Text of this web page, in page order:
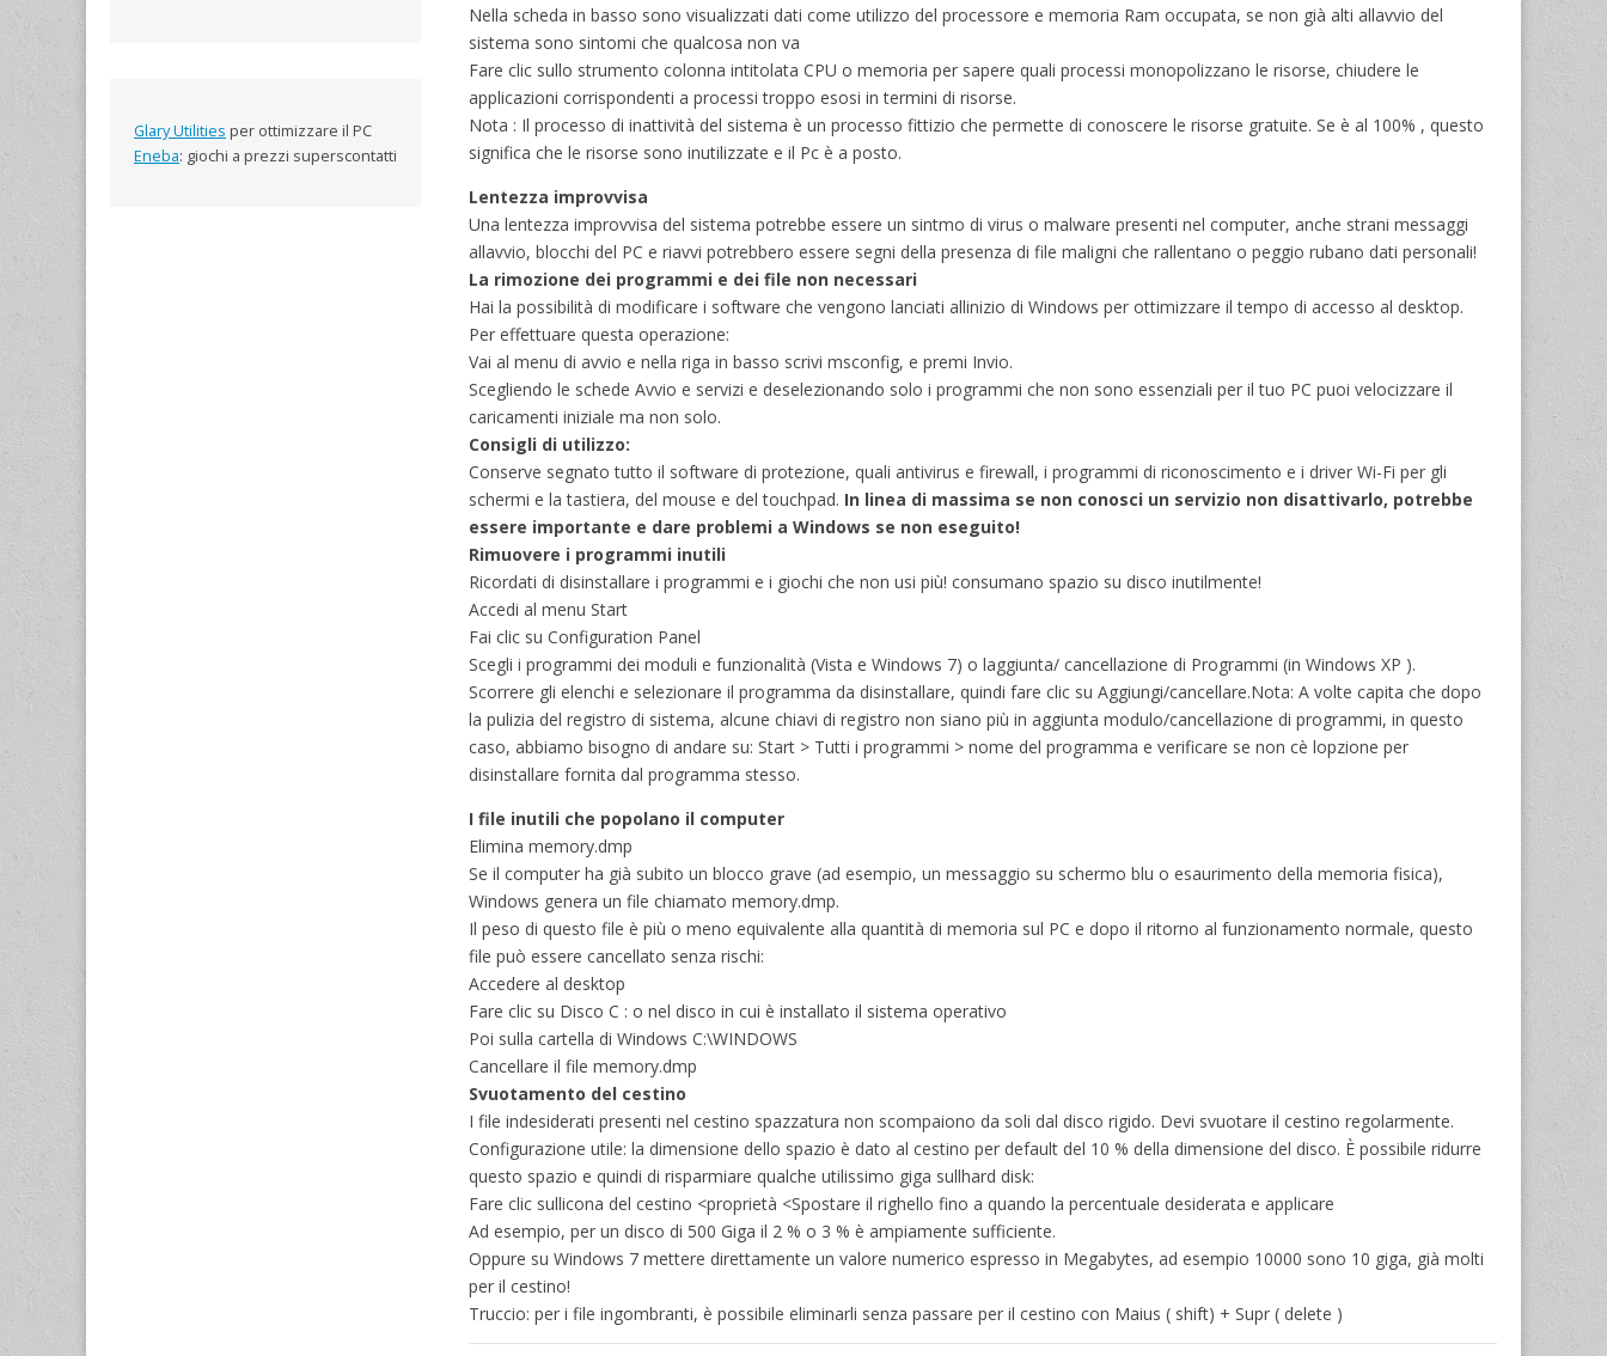
Nella scheda in basso sono visualizzati dati come utilizzo del processore e memoria Ram occupata, se non già alti allavvio del
sistema sono sintomi che qualcosa non va
Fare clic sullo strumento colonna intitolata CPU o memoria per sapere quali processi monopolizzano le risorse, chiudere le
applicazioni corrispondenti a processi troppo esosi in termini di risorse.
Nota : Il processo di inattività del sistema è un processo fittizio che permette di conoscere le risorse gratuite. Se è al 100% , questo
significa che le risorse sono inutilizzate e il Pc è a posto.
Lentezza improvvisa
Una lentezza improvvisa del sistema potrebbe essere un sintmo di virus o malware presenti nel computer, anche strani messaggi
allavvio, blocchi del PC e riavvi potrebbero essere segni della presenza di file maligni che rallentano o peggio rubano dati personali!
La rimozione dei programmi e dei file non necessari
Hai la possibilità di modificare i software che vengono lanciati allinizio di Windows per ottimizzare il tempo di accesso al desktop.
Per effettuare questa operazione:
Vai al menu di avvio e nella riga in basso scrivi msconfig, e premi Invio.
Scegliendo le schede Avvio e servizi e deselezionando solo i programmi che non sono essenziali per il tuo PC puoi velocizzare il
caricamenti iniziale ma non solo.
Consigli di utilizzo:
Conserve segnato tutto il software di protezione, quali antivirus e firewall, i programmi di riconoscimento e i driver Wi-Fi per gli
schermi e la tastiera, del mouse e del touchpad. In linea di massima se non conosci un servizio non disattivarlo, potrebbe
essere importante e dare problemi a Windows se non eseguito!
Rimuovere i programmi inutili
Ricordati di disinstallare i programmi e i giochi che non usi più! consumano spazio su disco inutilmente!
Accedi al menu Start
Fai clic su Configuration Panel
Scegli i programmi dei moduli e funzionalità (Vista e Windows 7) o laggiunta/ cancellazione di Programmi (in Windows XP ).
Scorrere gli elenchi e selezionare il programma da disinstallare, quindi fare clic su Aggiungi/cancellare.Nota: A volte capita che dopo
la pulizia del registro di sistema, alcune chiavi di registro non siano più in aggiunta modulo/cancellazione di programmi, in questo
caso, abbiamo bisogno di andare su: Start > Tutti i programmi > nome del programma e verificare se non cè lopzione per
disinstallare fornita dal programma stesso.
I file inutili che popolano il computer
Elimina memory.dmp
Se il computer ha già subito un blocco grave (ad esempio, un messaggio su schermo blu o esaurimento della memoria fisica),
Windows genera un file chiamato memory.dmp.
Il peso di questo file è più o meno equivalente alla quantità di memoria sul PC e dopo il ritorno al funzionamento normale, questo
file può essere cancellato senza rischi:
Accedere al desktop
Fare clic su Disco C : o nel disco in cui è installato il sistema operativo
Poi sulla cartella di Windows C:\WINDOWS
Cancellare il file memory.dmp
Svuotamento del cestino
I file indesiderati presenti nel cestino spazzatura non scompaiono da soli dal disco rigido. Devi svuotare il cestino regolarmente.
Configurazione utile: la dimensione dello spazio è dato al cestino per default del 10 % della dimensione del disco. È possibile ridurre
questo spazio e quindi di risparmiare qualche utilissimo giga sullhard disk:
Fare clic sullicona del cestino <proprietà <Spostare il righello fino a quando la percentuale desiderata e applicare
Ad esempio, per un disco di 500 Giga il 2 % o 3 % è ampiamente sufficiente.
Oppure su Windows 7 mettere direttamente un valore numerico espresso in Megabytes, ad esempio 10000 sono 10 giga, già molti
per il cestino!
Truccio: per i file ingombranti, è possibile eliminarli senza passare per il cestino con Maius ( shift) + Supr ( delete )
Glary Utilities per ottimizzare il PC
Eneba: giochi a prezzi superscontatti